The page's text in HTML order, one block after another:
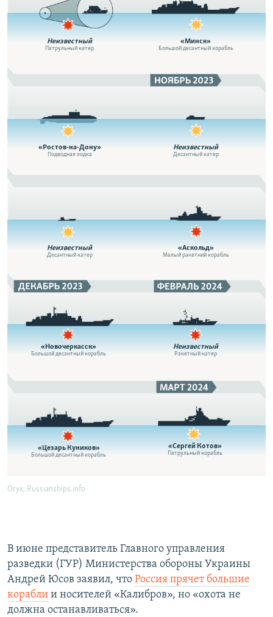
В июне представитель Главного управления
разведки (ГУР) Министерства обороны Украины
Андрей Юсов заявил, что Россия прячет большие
корабли и носителей «Калибров», но «охота не
должна останавливаться».